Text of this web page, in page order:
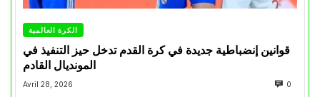
الكرة العالمية
قوانين إنضباطية جديدة في كرة القدم تدخل حيز التنفيذ في
المونديال القادم
Avril 28, 2026 0